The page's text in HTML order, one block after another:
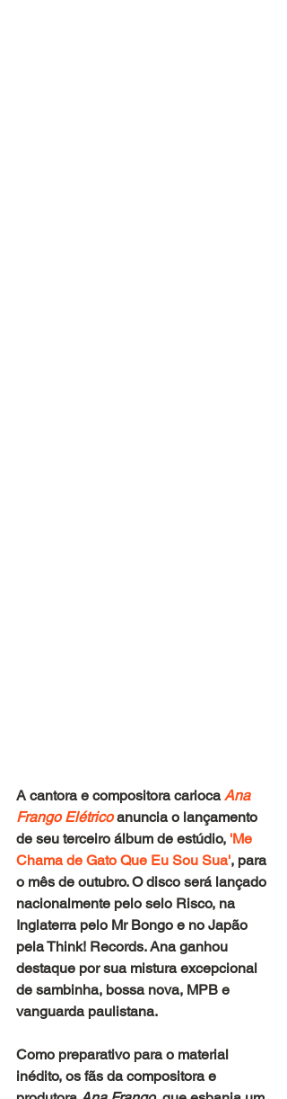
A cantora e compositora carioca Ana
Frango Elétrico anuncia o lançamento
de seu terceiro álbum de estúdio, 'Me
Chama de Gato Que Eu Sou Sua', para
o mês de outubro. O disco será lançado
nacionalmente pelo selo Risco, na
Inglaterra pelo Mr Bongo e no Japão
pela Think! Records. Ana ganhou
destaque por sua mistura excepcional
de sambinha, bossa nova, MPB e
vanguarda paulistana.
Como preparativo para o material
inédito, os fãs da compositora e